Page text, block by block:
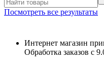
Посмотреть все результаты
Интернет магазин
Обработка заказов с